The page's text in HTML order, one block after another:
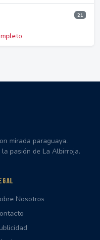
21
mirada paraguaya.
pasión de La Albirroja.
Nosotros